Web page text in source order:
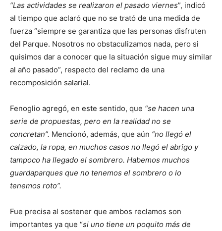
“Las actividades se realizaron el pasado viernes”, indicó
al tiempo que aclaró que no se trató de una medida de
fuerza “siempre se garantiza que las personas disfruten
del Parque. Nosotros no obstaculizamos nada, pero si
quisimos dar a conocer que la situación sigue muy similar
al año pasado”, respecto del reclamo de una
recomposición salarial.
Fenoglio agregó, en este sentido, que “se hacen una
serie de propuestas, pero en la realidad no se
concretan”. Mencionó, además, que aún “no llegó el
calzado, la ropa, en muchos casos no llegó el abrigo y
tampoco ha llegado el sombrero. Habemos muchos
guardaparques que no tenemos el sombrero o lo
tenemos roto”.
Fue precisa al sostener que ambos reclamos son
importantes ya que “si uno tiene un poquito más de